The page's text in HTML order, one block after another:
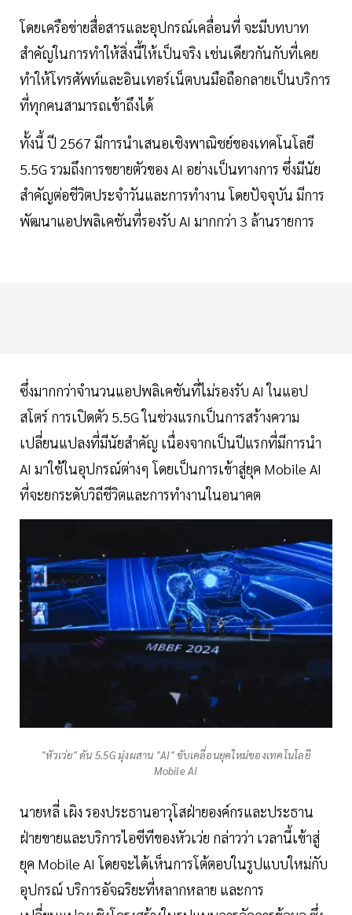
โดยเครือข่ายสื่อสารและอุปกรณ์เคลื่อนที่ จะมีบทบาท
สำคัญในการทำให้สิ่งนี้ให้เป็นจริง เช่นเดียวกันกับที่เคย
ทำให้โทรศัพท์และอินเทอร์เน็ตบนมือถือกลายเป็นบริการ
ที่ทุกคนสามารถเข้าถึงได้
ทั้งนี้ ปี 2567 มีการนำเสนอเชิงพาณิชย์ของเทคโนโลยี
5.5G รวมถึงการขยายตัวของ AI อย่างเป็นทางการ ซึ่งมีนัย
สำคัญต่อชีวิตประจำวันและการทำงาน โดยปัจจุบัน มีการ
พัฒนาแอปพลิเคชันที่รองรับ AI มากกว่า 3 ล้านรายการ
ซึ่งมากกว่าจำนวนแอปพลิเคชันที่ไม่รองรับ AI ในแอป
สโตร์ การเปิดตัว 5.5G ในช่วงแรกเป็นการสร้างความ
เปลี่ยนแปลงที่มีนัยสำคัญ เนื่องจากเป็นปีแรกที่มีการนำ
AI มาใช้ในอุปกรณ์ต่างๆ โดยเป็นการเข้าสู่ยุค Mobile AI
ที่จะยกระดับวิถีชีวิตและการทำงานในอนาคต
"หัวเว่ย" ดัน 5.5G มุ่งผสาน "AI" ขับเคลื่อนยุคใหม่ของเทคโนโลยี
Mobile AI
นายหลี่ เผิง รองประธานอาวุโสฝ่ายองค์กรและประธาน
ฝ่ายขายและบริการไอซีทีของหัวเว่ย กล่าวว่า เวลานี้เข้าสู่
ยุค Mobile AI โดยจะได้เห็นการโต้ตอบในรูปแบบใหม่กับ
อุปกรณ์ บริการอัจฉริยะที่หลากหลาย และการ